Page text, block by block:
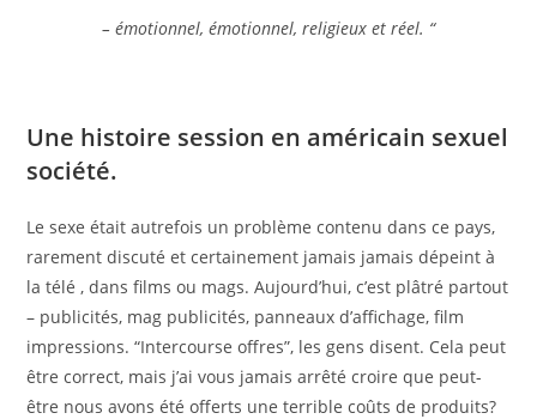
– émotionnel, émotionnel, religieux et réel. “
Une histoire session en américain sexuel
société.
Le sexe était autrefois un problème contenu dans ce pays,
rarement discuté et certainement jamais jamais dépeint à
la télé , dans films ou mags. Aujourd’hui, c’est plâtré partout
– publicités, mag publicités, panneaux d’affichage, film
impressions. “Intercourse offres”, les gens disent. Cela peut
être correct, mais j’ai vous jamais arrêté croire que peut-
être nous avons été offerts une terrible coûts de produits?